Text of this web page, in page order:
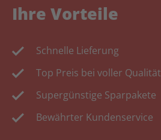
Ihre Vorteile
Schnelle Lieferung
Top Preis bei voller Qualität
Supergünstige Sparpakete
Bewährter Kundenservice